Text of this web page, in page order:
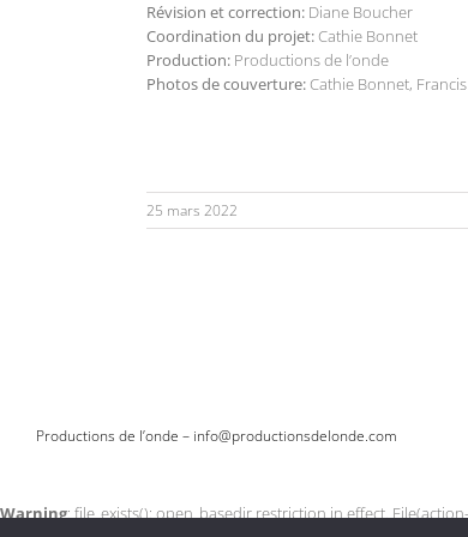
Révision et correction:Diane Boucher
Coordination du projet:Cathie Bonnet
Production:Productions de l’onde
Photos de couverture:Cathie Bonnet,
25 mars 2022
Productions de l’onde – info@productionsdelonde.com
Warning: file_exists(): open_basedir restriction in effect.